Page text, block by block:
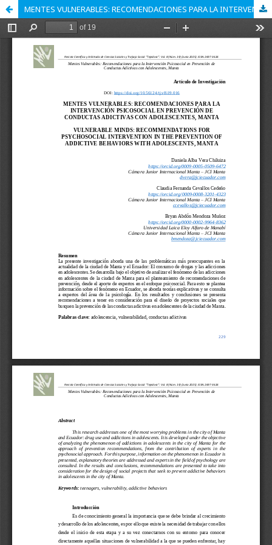
MENTES VULNERABLES: RECOMENDACIONES PARA LA INTERVENCIÓN PSICOSOCIAL EN PREVENCIÓN DE CONDUCTAS ADICTIVAS CON ADOLESCENTES, MANTA